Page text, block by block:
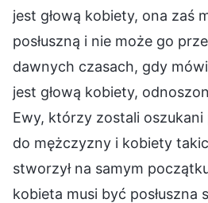
jest głową kobiety, ona zaś
posłuszną i nie może go
dawnych czasach, gdy
jest głową kobiety,
Ewy, którzy zostali
do mężczyzny i kobiety
stworzył na samym
kobieta musi być posłuszna